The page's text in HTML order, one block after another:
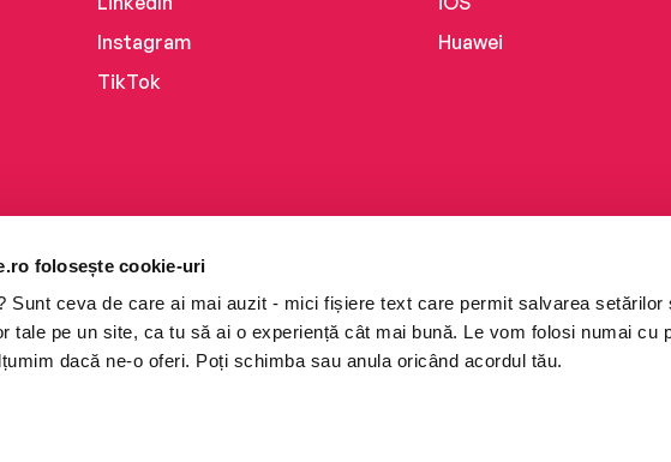
folosește cookie-uri
Sunt ceva de care ai mai auzit - mici fișiere text care permit salvarea setărilor
tale pe un site, ca tu să ai o experiență cât mai bună. Le vom folosi numai cu
dacă ne-o oferi. Poți schimba sau anula oricând acordul tău.
Instagram
TikTok
Huawei